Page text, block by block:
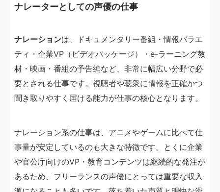
ナレーターとしての声優の仕事
ナレーションは、ドキュメンタリー番組・情報バラエ
ティ・企業VP（ビデオパッケージ）・e-ラーニング教
材・映画・番組の予告編など、非常に幅広い分野で必
要とされる仕事です。視聴者や聴衆に情報を正確かつ
聞き取りやすく届ける能力が仕事の核心となります。
ナレーション系の仕事は、アニメやゲームに比べて仕
事量が安定しているのも大きな特徴です。とくに企業
や官公庁向けのVP・教育コンテンツは継続的な発注が
あるため、フリーランスの声優にとっては重要な収入